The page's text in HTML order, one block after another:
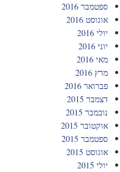
ספטמבר 2016
אוגוסט 2016
יולי 2016
יוני 2016
מאי 2016
מרץ 2016
פברואר 2016
דצמבר 2015
נובמבר 2015
אוקטובר 2015
ספטמבר 2015
אוגוסט 2015
יולי 2015